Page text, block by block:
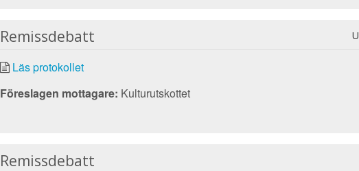
Remissdebatt
Läs protokollet
Föreslagen mottagare: Kulturutskottet
Remissdebatt